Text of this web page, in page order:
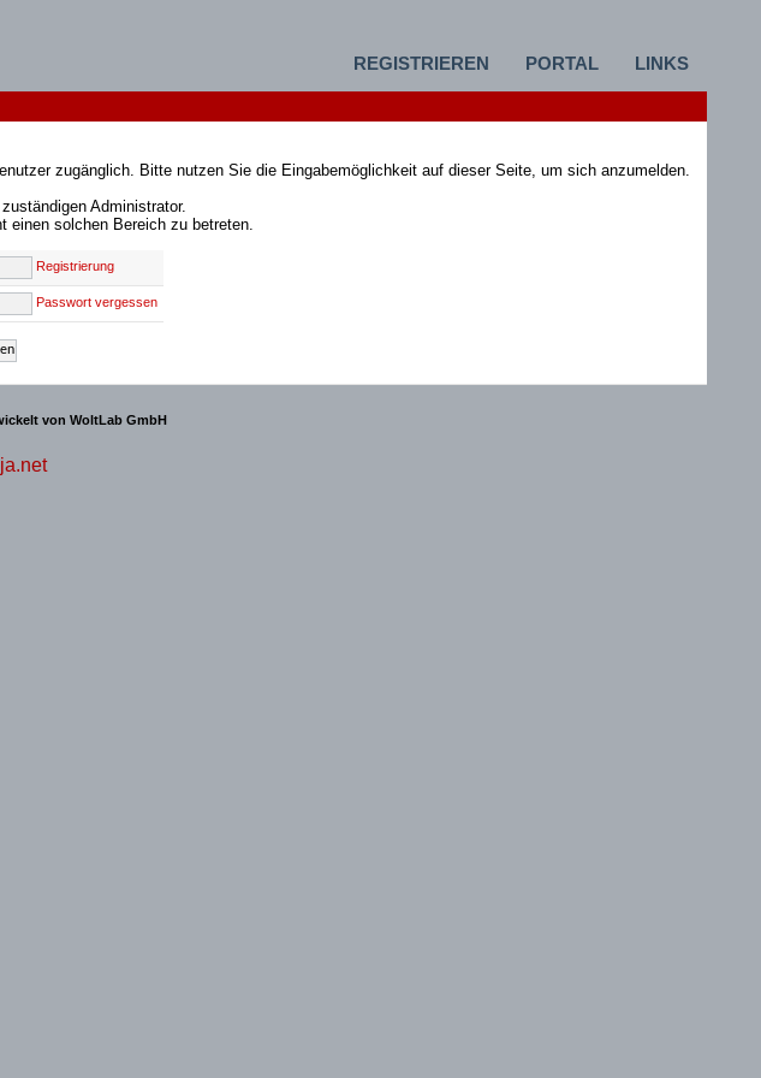
REGISTRIEREN PORTAL LINKS
zugänglich. Bitte nutzen Sie die Eingabemöglichkeit auf dieser Seite, um sich anzumelden.
Administrator.
einen solchen Bereich zu betreten.
Registrierung
Passwort vergessen
von WoltLab GmbH